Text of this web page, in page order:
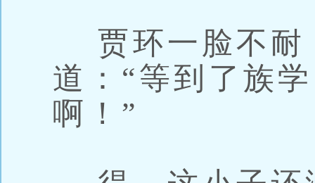
贾环一脸不耐
道：“等到了族
啊！”